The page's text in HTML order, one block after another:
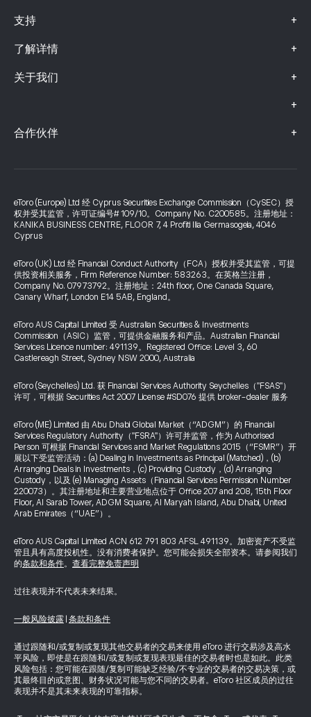
支持 +
了解详情 +
关于我们 +
+
合作伙伴 +
eToro (Europe) Ltd 经 Cyprus Securities Exchange Commission（CySEC）授
权并受其监管，许可证编号# 109/10。Company No. C200585。注册地址：
KANIKA BUSINESS CENTRE, FLOOR 7, 4 Profiti Ilia Germasogeia, 4046
Cyprus
eToro (UK) Ltd 经 Financial Conduct Authority（FCA）授权并受其监管，可提
供投资相关服务，Firm Reference Number: 583263。在英格兰注册，
Company No. 07973792。注册地址：24th floor, One Canada Square,
Canary Wharf, London E14 5AB, England。
eToro AUS Capital Limited 受 Australian Securities & Investments
Commission（ASIC）监管，可提供金融服务和产品。Australian Financial
Services Licence number: 491139。Registered Office: Level 3, 60
Castlereagh Street, Sydney NSW 2000, Australia
eToro (Seychelles) Ltd. 获 Financial Services Authority Seychelles（"FSAS"）
许可，可根据 Securities Act 2007 License #SD076 提供 broker-dealer 服务
eToro (ME) Limited 由 Abu Dhabi Global Market（“ADGM”）的 Financial
Services Regulatory Authority（"FSRA"）许可并监管，作为 Authorised
Person 可根据 Financial Services and Market Regulations 2015（“FSMR”）开
展以下受监管活动：(a) Dealing in Investments as Principal (Matched)，(b)
Arranging Deals in Investments，(c) Providing Custody，(d) Arranging
Custody，以及 (e) Managing Assets（Financial Services Permission Number
220073）。其注册地址和主要营业地点位于 Office 207 and 208, 15th Floor
Floor, Al Sarab Tower, ADGM Square, Al Maryah Island, Abu Dhabi, United
Arab Emirates（“UAE”）。
eToro AUS Capital Limited ACN 612 791 803 AFSL 491139。加密资产不受监
管且具有高度投机性。没有消费者保护。您可能会损失全部资本。请参阅我们
的条款和条件。 查看完整免责声明
过往表现并不代表未来结果。
一般风险披露 条款和条件
通过跟随和/或复制或复现其他交易者的交易来使用 eToro 进行交易涉及高水
平风险，即使是在跟随和/或复制或复现表现最佳的交易者时也是如此。此类
风险包括：您可能在跟随/复制可能缺乏经验/不专业的交易者的交易决策，或
其最终目的或意图、财务状况可能与您不同的交易者。eToro 社区成员的过往
表现并不是其未来表现的可靠指标。